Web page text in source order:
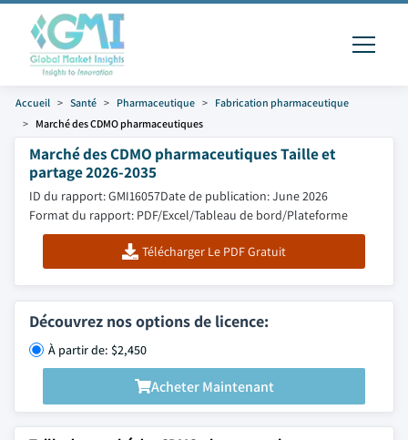
Accueil Santé Pharmaceutique
Fabrication pharmaceutique
Marché des CDMO pharmaceutiques
Marché des CDMO pharmaceutiques Taille et
partage 2026-2035
ID du rapport: GMI16057Date de publication: June 2026
Format du rapport: PDF/Excel/Tableau de bord/Plateforme
Télécharger Le PDF Gratuit
Découvrez nos options de licence:
À partir de: $2,450
Acheter Maintenant